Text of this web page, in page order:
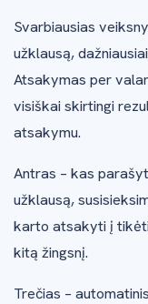
Svarbiausias
užklausą,
Atsakymas per
visiškai skirtingi
atsakymu.
Antras – kas
užklausą,
karto atsakyti į
kitą žingsnį.
Trečias –